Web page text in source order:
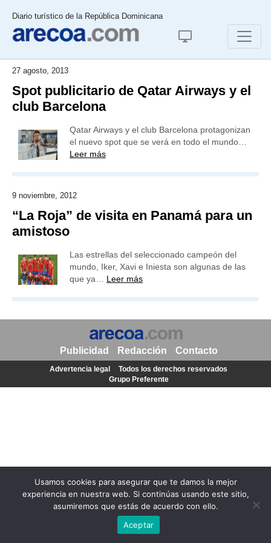
Diario turístico de la República Dominicana
27 agosto, 2013
Spot publicitario de Qatar Airways y el
club Barcelona
Qatar Airways y el club Barcelona protagonizan
el nuevo spot que se verá en todo el mundo…
Leer más
9 noviembre, 2012
“La Roja” de visita en Panamá para un
amistoso
Las estrellas del seleccionado campeón del
mundo, Iker, Xavi e Iniesta son algunas de las
que ya… Leer más
Usamos cookies para asegurar que te damos la mejor
experiencia en nuestra web. Si continúas usando este sitio,
asumiremos que estás de acuerdo con ello.
Aceptar
Publicidad Redacción Contacto
Advertencia legal
Todos los derechos reservados
Grupo Preferente